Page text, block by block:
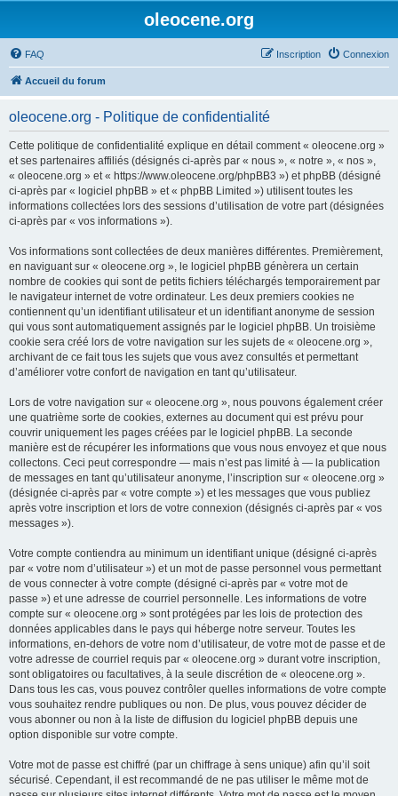
oleocene.org
FAQ Connexion
Inscription
Accueil du forum
oleocene.org - Politique de confidentialité
Cette politique de confidentialité explique en détail comment « oleocene.org »
et ses partenaires affiliés (désignés ci-après par « nous », « notre », « nos »,
« oleocene.org » et « https://www.oleocene.org/phpBB3 ») et phpBB (désigné
ci-après par « logiciel phpBB » et « phpBB Limited ») utilisent toutes les
informations collectées lors des sessions d’utilisation de votre part (désignées
ci-après par « vos informations »).
Vos informations sont collectées de deux manières différentes. Premièrement,
en naviguant sur « oleocene.org », le logiciel phpBB génèrera un certain
nombre de cookies qui sont de petits fichiers téléchargés temporairement par
le navigateur internet de votre ordinateur. Les deux premiers cookies ne
contiennent qu’un identifiant utilisateur et un identifiant anonyme de session
qui vous sont automatiquement assignés par le logiciel phpBB. Un troisième
cookie sera créé lors de votre navigation sur les sujets de « oleocene.org »,
archivant de ce fait tous les sujets que vous avez consultés et permettant
d’améliorer votre confort de navigation en tant qu’utilisateur.
Lors de votre navigation sur « oleocene.org », nous pouvons également créer
une quatrième sorte de cookies, externes au document qui est prévu pour
couvrir uniquement les pages créées par le logiciel phpBB. La seconde
manière est de récupérer les informations que vous nous envoyez et que nous
collectons. Ceci peut correspondre — mais n’est pas limité à — la publication
de messages en tant qu’utilisateur anonyme, l’inscription sur « oleocene.org »
(désignée ci-après par « votre compte ») et les messages que vous publiez
après votre inscription et lors de votre connexion (désignés ci-après par « vos
messages »).
Votre compte contiendra au minimum un identifiant unique (désigné ci-après
par « votre nom d’utilisateur ») et un mot de passe personnel vous permettant
de vous connecter à votre compte (désigné ci-après par « votre mot de
passe ») et une adresse de courriel personnelle. Les informations de votre
compte sur « oleocene.org » sont protégées par les lois de protection des
données applicables dans le pays qui héberge notre serveur. Toutes les
informations, en-dehors de votre nom d’utilisateur, de votre mot de passe et de
votre adresse de courriel requis par « oleocene.org » durant votre inscription,
sont obligatoires ou facultatives, à la seule discrétion de « oleocene.org ».
Dans tous les cas, vous pouvez contrôler quelles informations de votre compte
vous souhaitez rendre publiques ou non. De plus, vous pouvez décider de
vous abonner ou non à la liste de diffusion du logiciel phpBB depuis une
option disponible sur votre compte.
Votre mot de passe est chiffré (par un chiffrage à sens unique) afin qu’il soit
sécurisé. Cependant, il est recommandé de ne pas utiliser le même mot de